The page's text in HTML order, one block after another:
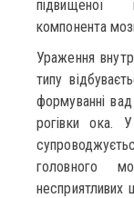
підвищеної
компонента
Ураження
типу
формуванні
рогівки ока.
головного
несприятливих